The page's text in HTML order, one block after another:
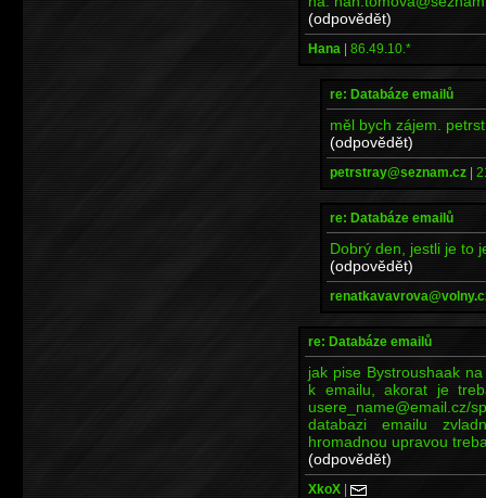
(odpovědět)
Hana | 86.49.10.*
re: Databáze emailů
měl bych zájem.
(odpovědět)
petrstray@seznam.cz |
re: Databáze emailů
Dobrý den, jestli je to
(odpovědět)
re: Databáze emailů
jak pise Bystroushaak
k emailu, akorat je
databazi emailu
hromadnou upravou
(odpovědět)
XkoX |